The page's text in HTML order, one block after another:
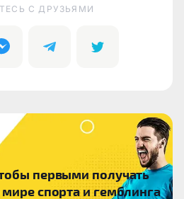
C ДРУЗЬЯМИ
первыми получать
спорта и гемблинга